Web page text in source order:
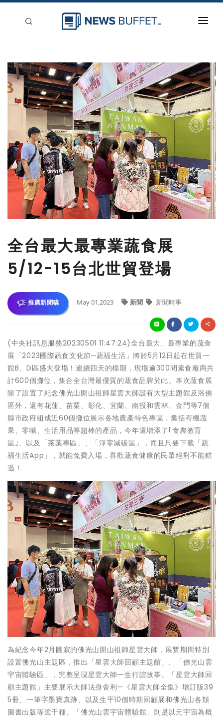
新聞稿分類
登入
刊登
全台最大最專業蔬食展
5/12-15台北世貿登場
推廣新聞稿 May 01,2023 新聞 新聞時事
(中央社訊息服務20230501 11:47:24)全台最大、最專業的蔬食
展「2023國際蔬食文化節─蔬福生活」將於5月12日起在世貿一
館B、D區盛大登場！連續四天的檔期，現場逾300間素食廠商共
計600個攤位，集合全台灣最優質的蔬食品牌於此。本次蔬食展
除了設置了紀念佛光山開山祖師星雲大師設有大型主題館及浴佛
區外，還有花蓮、苗栗、彰化、宜蘭、南投和雲林、金門等7個
縣市政府組成近60個攤位展示各地農產特色專區，囊括有機蔬
果、零嘴、生活用品等超棒的產品，今年還增添了｢食農教育
區｣、以及「茶葉專區」、「淨零減碳區」，而且只要下載「蔬
福生活App」，就能免費入場，喜歡蔬食健康的民眾絕對不能錯
過！
為紀念今年2月圓寂的佛光山開山祖師星雲大師，展覽期間特別
設置佛光山主題區，推出「星雲大師回顧主題館」、「佛光山雲
宇宙體驗區」，完整呈現星雲大師一生行誼故事。「星雲大師回
顧主題館」主要展示大師法身舍利—《星雲大師全集》增訂版39
5冊、一筆字墨寶真跡、以及生平10個時期回顧展和佛光山各類
圖書出版等逾千種。「佛光山雲宇宙體驗館」則是以元宇宙為概